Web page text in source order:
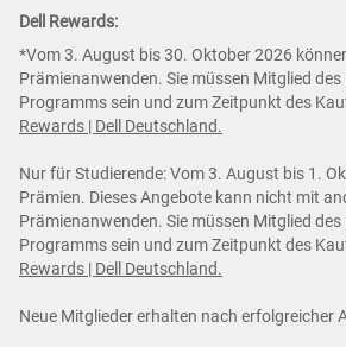
Dell Rewards:
*Vom 3. August bis 30. Oktober 2026
Prämienanwenden. Sie müssen Mitglied des
Programms sein und zum Zeitpunkt des
Rewards | Dell Deutschland.
Nur für Studierende: Vom 3. August bis 1.
Prämien. Dieses Angebote kann nicht mit
Prämienanwenden. Sie müssen Mitglied des
Programms sein und zum Zeitpunkt des
Rewards | Dell Deutschland.
Neue Mitglieder erhalten nach erfolgreicher